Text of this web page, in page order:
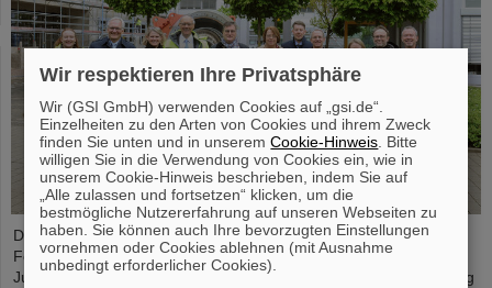
Der Fortschritt des FAIR-Projekts und die aktuellen
Forschungsaktivitäten standen im Mittelpunkt eines Besuchs von
Judith Pirscher, Staatssekretärin im Bundesministerium für Bildung
Wir respektieren Ihre Privatsphäre
Wir (GSI GmbH) verwenden Cookies auf „gsi.de“.
Einzelheiten zu den Arten von Cookies und ihrem Zweck
finden Sie unten und in unseremCookie-Hinweis . Bitte
willigen Sie in die Verwendung von Cookies ein, wie in
unserem Cookie-Hinweis beschrieben, indem Sie auf
„Alle zulassen und fortsetzen“ klicken, um die
bestmögliche Nutzererfahrung auf unseren Webseiten zu
haben. Sie können auch Ihre bevorzugten Einstellungen
vornehmen oder Cookies ablehnen (mit Ausnahme
unbedingt erforderlicher Cookies).